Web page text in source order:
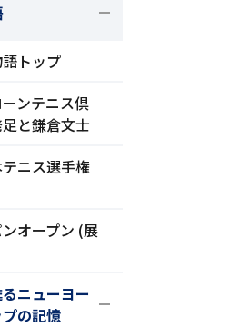
トップ
ンテニス倶
と鎌倉文士
ニス選手権
オープン (展
ニューヨー
の記憶